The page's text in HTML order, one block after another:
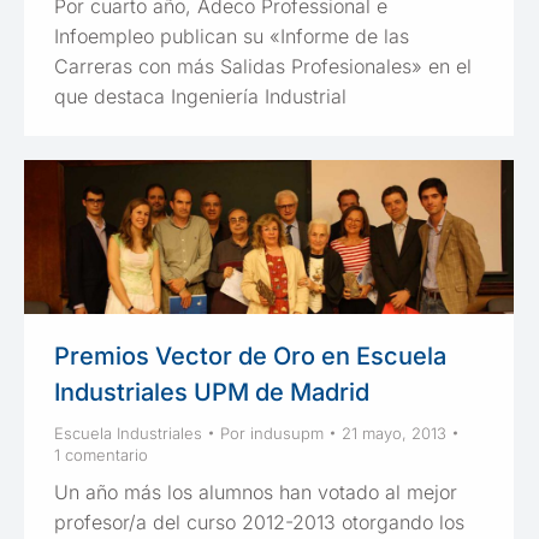
Por cuarto año, Adeco Professional e
Infoempleo publican su «Informe de las
Carreras con más Salidas Profesionales» en el
que destaca Ingeniería Industrial
Premios Vector de Oro en Escuela
Industriales UPM de Madrid
Escuela Industriales Por indusupm
21 mayo, 2013
1 comentario
Un año más los alumnos han votado al mejor
profesor/a del curso 2012-2013 otorgando los